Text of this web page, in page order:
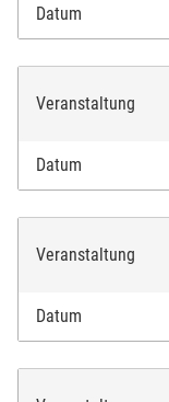
Datum
Veranstaltung
Datum
Veranstaltung
Datum